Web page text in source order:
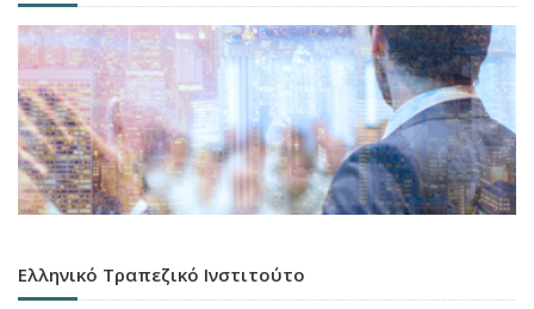
Ελληνικό Τραπεζικό Ινστιτούτο